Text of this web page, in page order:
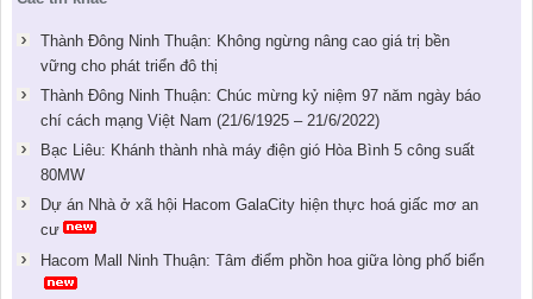
Thành Đông Ninh Thuận: Không ngừng nâng cao giá trị bền
vững cho phát triển đô thị
Thành Đông Ninh Thuận: Chúc mừng kỷ niệm 97 năm ngày báo
chí cách mạng Việt Nam (21/6/1925 – 21/6/2022)
Bạc Liêu: Khánh thành nhà máy điện gió Hòa Bình 5 công suất
80MW
Dự án Nhà ở xã hội Hacom GalaCity hiện thực hoá giấc mơ an
cư
Hacom Mall Ninh Thuận: Tâm điểm phồn hoa giữa lòng phố biển